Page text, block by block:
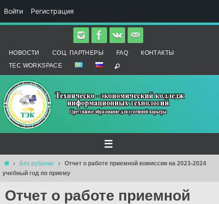
содержимому
Войти Регистрация
НОВОСТИ СОЦ. ПАРТНЕРЫ FAQ
КОНТАКТЫ
TEC WORKSPACE
Главная
Без рубрики
Отчет о работе приемной комиссии на 2023-2024
учебный год по приему
Отчет о работе приемной